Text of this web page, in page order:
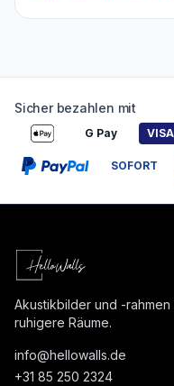
Sicher bezahlen mit
G Pay VISA
SOFORT
Akustikbilder und -
ruhigere Räume.
info@hellowalls.de
+31 85 250 2324